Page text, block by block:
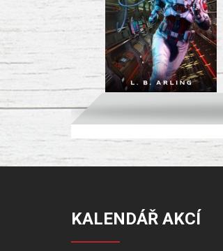
KALENDÁŘ AKCÍ